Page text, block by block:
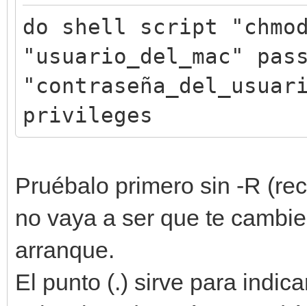
do shell script
"usuario_del_mac"
privileges
Pruébalo primero sin -R
no vaya a ser que te
arranque.
El punto (.) sirve para